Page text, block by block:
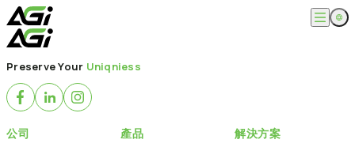
跳
至
主
要
容
English
繁體中文
關於我們
最新消息
產品
Preserve Your Uniqniess
公司 產品 解決方案